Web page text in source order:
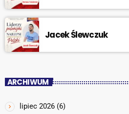
Jacek Ślewczuk
ARCHIWUM
lipiec 2026 (6)